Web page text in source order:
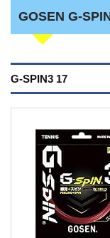
GOSEN G-
G-SPIN3 17